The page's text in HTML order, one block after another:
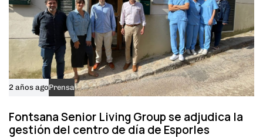
2 años agoPrensa
Fontsana Senior Living Group se adjudica la
gestión del centro de día de Esporles